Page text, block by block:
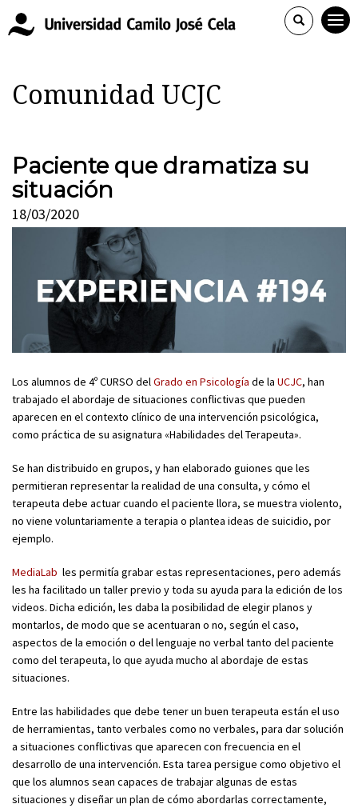
Comunidad UCJC
Paciente que dramatiza su
situación
18/03/2020
Los alumnos de 4º CURSO del Grado en Psicología de la UCJC, han
trabajado el abordaje de situaciones conflictivas que pueden
aparecen en el contexto clínico de una intervención psicológica,
como práctica de su asignatura «Habilidades del Terapeuta».
Se han distribuido en grupos, y han elaborado guiones que les
permitieran representar la realidad de una consulta, y cómo el
terapeuta debe actuar cuando el paciente llora, se muestra violento,
no viene voluntariamente a terapia o plantea ideas de suicidio, por
ejemplo.
MediaLab les permitía grabar estas representaciones, pero además
les ha facilitado un taller previo y toda su ayuda para la edición de los
videos. Dicha edición, les daba la posibilidad de elegir planos y
montarlos, de modo que se acentuaran o no, según el caso,
aspectos de la emoción o del lenguaje no verbal tanto del paciente
como del terapeuta, lo que ayuda mucho al abordaje de estas
situaciones.
Entre las habilidades que debe tener un buen terapeuta están el uso
de herramientas, tanto verbales como no verbales, para dar solución
a situaciones conflictivas que aparecen con frecuencia en el
desarrollo de una intervención. Esta tarea persigue como objetivo el
que los alumnos sean capaces de trabajar algunas de estas
situaciones y diseñar un plan de cómo abordarlas correctamente,